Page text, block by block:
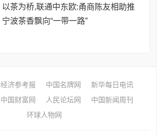
以茶为桥,联通中东欧:甬商陈友相助推
宁波茶香飘向“一带一路”
经济参考报 中国名牌网
新华每日电讯
中国财富网 人民论坛网
中国新闻周刊
环球人物网